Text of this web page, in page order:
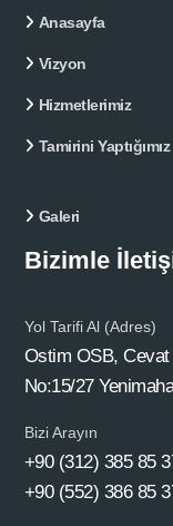
Anasayfa
Vizyon
Hizmetlerimiz
Tamirini
Galeri
Bizimle
Yol Tarifi Al (Adres)
Ostim OSB, Cevat
No:15/27
Bizi Arayın
+90 (312) 385 85
+90 (552) 386 85